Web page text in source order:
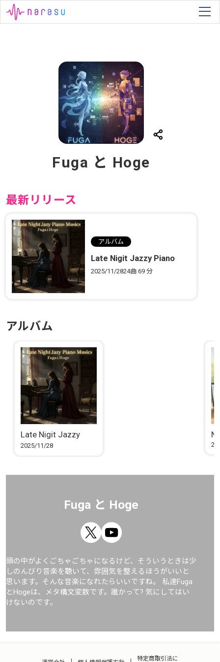
Fuga と Hoge
最新リリース
アルバム
Late Nigit Jazzy Piano
musics
2025/11/2824曲69 分
アルバム
Late Nigit Jazzy
Piano musics
2025/11/28
Fuga と Hoge
頭の中がよくごちゃごちゃになるけど、そういうときは少
しのんびり音楽を聴いて、雰囲気を整えるほうがいいと
思います。そんな音楽になれたらいいですね。 私達Fuga
とHogeは、メタ構文変数です。誰かって? 気にしてはい
けないのです。
特定商取引法に